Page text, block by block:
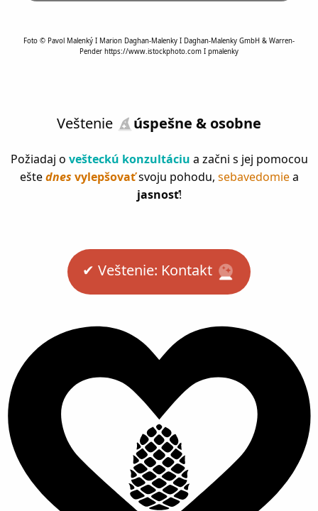
Foto © Pavol Malenký I Marion Daghan-Malenky I Daghan-Malenky GmbH & Warren-
Pender https://www.istockphoto.com I pmalenky
Veštenie úspešne & osobne
Požiadaj o vešteckú konzultáciu a začni s jej pomocou
eštednes vylepšovaťsvoju pohodu, sebavedomiea
jasnosť!
✔︎ Veštenie: Kontakt